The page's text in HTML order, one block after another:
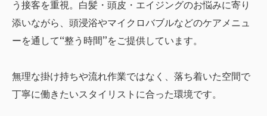
う接客を重視。白髪・頭皮・エイジングのお悩みに寄り
添いながら、頭浸浴やマイクロバブルなどのケアメニュ
ーを通して“整う時間”をご提供しています。
無理な掛け持ちや流れ作業ではなく、落ち着いた空間で
丁寧に働きたいスタイリストに合った環境です。